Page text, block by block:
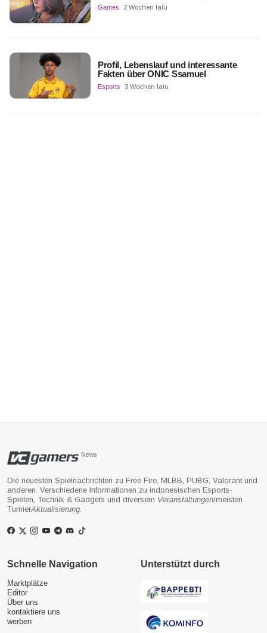
Games 2 Wochen lalu
Profil, Lebenslauf und interessante
Fakten über ONIC Ssamuel
Esports 3 Wochen lalu
News
Die neuesten Spielnachrichten zu Free Fire, MLBB, PUBG, Valorant und
anderen. Verschiedene Informationen zu indonesischen Esports-
Spielen, Technik & Gadgets und diversem Veranstaltungen/meisten
TurnierAktualisierung.
Schnelle Navigation
Marktplätze
Editor
Über uns
kontaktiere uns
werben
Unterstützt durch